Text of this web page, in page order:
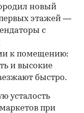
новый
этажей —
с
к помещению:
и высокие
быстро.
усталость
при